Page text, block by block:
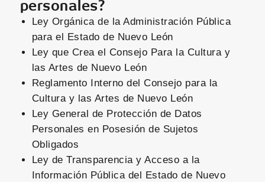
personales?
Ley Orgánica de la Administración Pública
para el Estado de Nuevo León
Ley que Crea el Consejo Para la Cultura y
las Artes de Nuevo León
Reglamento Interno del Consejo para la
Cultura y las Artes de Nuevo León
Ley General de Protección de Datos
Personales en Posesión de Sujetos
Obligados
Ley de Transparencia y Acceso a la
Información Pública del Estado de Nuevo